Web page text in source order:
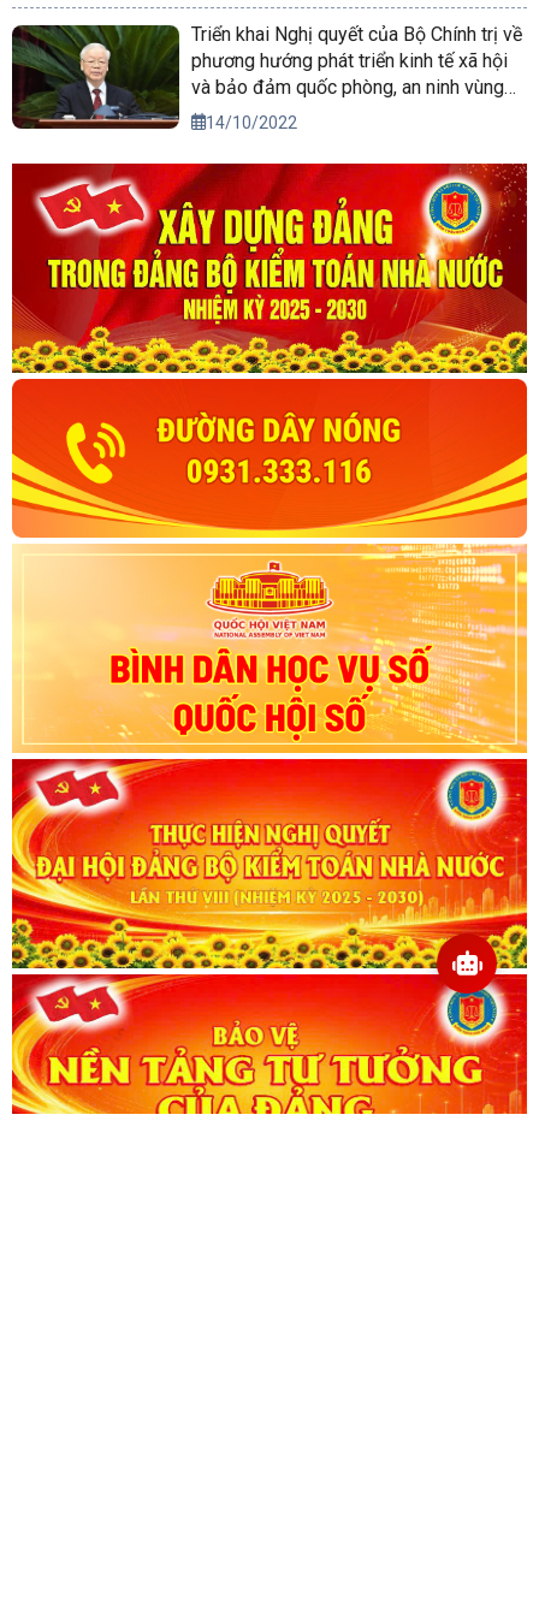
Triển khai Nghị quyết của Bộ Chính trị về
phương hướng phát triển kinh tế xã hội
và bảo đảm quốc phòng, an ninh vùng
Tây Nguyên đến năm 2030, tầm nhìn
14/10/2022